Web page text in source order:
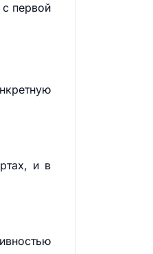
первой
и в